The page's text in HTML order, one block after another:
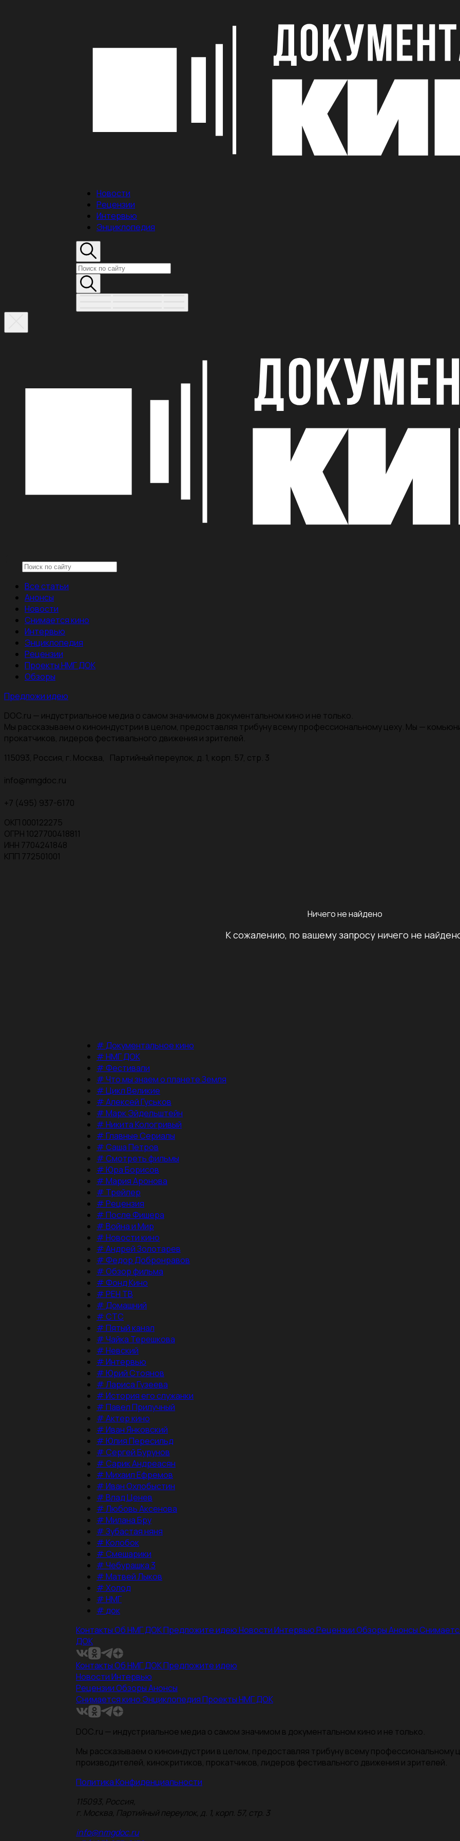
Новости
Рецензии
Интервью
Энциклопедия
Все статьи
Анонсы
Новости
Снимается кино
Интервью
Энциклопедия
Рецензии
Проекты НМГ ДОК
Обзоры
Предложи идею
DOC.ru — индустриальное медиа о самом значимом в документальном кино и не только.
Мы рассказываем о киноиндустрии в целом, предоставляя трибуну всему профессиональному цеху. Мы —
прокатчиков, лидеров фестивального движения и зрителей.
115093, Россия, г. Москва, Партийный переулок, д. 1, корп. 57, стр. 3
info@nmgdoc.ru
+7 (495) 937-6170
ОКП 000122275
ОГРН 1027700418811
ИНН 7704241848
КПП 772501001
Ничего не найдено
К сожалению, по вашему запросу ничего не
#Документальное кино
#НМГ ДОК
#Фестивали
#Что мы знаем о планете Земля
#Цикл Великие
#Алексей Гуськов
#Марк Эйдельштейн
#Никита Кологривый
#Главные Сериалы
#Саша Петров
#Смотреть фильмы
#Юра Борисов
#Мария Аронова
# Трейлер
#Рецензия
#После Фишера
#Война и Мир
#Новости кино
#Андрей Золотарев
#Федор Добронравов
#Обзор фильма
#Фонд Кино
#РЕН ТВ
#Домашний
#СТС
#Пятый канал
#Чайка Терешкова
#Невский
#Интервью
#Юрий Стоянов
#Лариса Гузеева
#История его служанки
#Павел Прилучный
#Актер кино
#Иван Янковский
#Юлия Пересильд
#Сергей Бурунов
#Сарик Андреасян
#Михаил Ефремов
#Иван Охлобыстин
#Влад Ценев
#Любовь Аксенова
#Милана Бру
#Зубастая няня
#Колобок
#Смешарики
#Чебурашка 3
#Матвей Лыков
#Холод
#НМГ
#док
КонтактыОб НМГ ДОКПредложите идеюНовостиИнтервьюРецензииОбзорыАнонсы
ДОК
КонтактыОб НМГ ДОКПредложите идею
НовостиИнтервью
РецензииОбзорыАнонсы
Снимается кино ЭнциклопедияПроекты НМГ ДОК
DOC.ru — индустриальное медиа о самом значимом в документальном кино и не только.
Мы рассказываем о киноиндустрии в целом, предоставляя трибуну всему
производителей, кинокритиков, прокатчиков, лидеров фестивального движения и зрителей.
Политика Конфиденциальности
115093, Россия,
г. Москва, Партийный переулок, д. 1, корп. 57, стр. 3
info@nmgdoc.ru